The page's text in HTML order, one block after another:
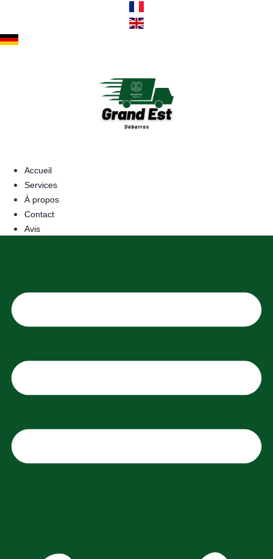
contenu
Accueil
Services
À propos
Contact
Avis